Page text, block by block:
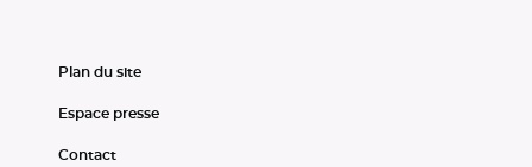
Plan du site
Espace presse
Contact